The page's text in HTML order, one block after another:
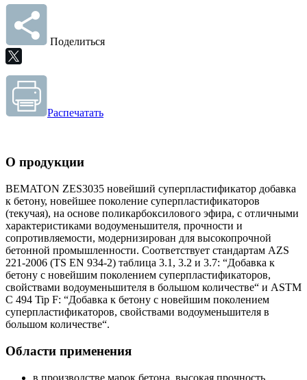
Поделиться
Распечатать
О продукции
BEMATON ZES3035 новейший суперпластификатор добавка
к бетону, новейшее поколение суперпластификаторов
(текучая), на основе поликарбоксилового эфира, с отличными
характеристиками водоуменьшителя, прочности и
сопротивляемости, модернизирован для высокопрочной
бетонной промышленности. Соответствует стандартам AZS
221-2006 (TS EN 934-2) таблица 3.1, 3.2 и 3.7: “Добавка к
бетону с новейшим поколением суперпластификаторов,
свойствами водоуменьшителя в большом количестве“ и ASTM
C 494 Tip F: “Добавка к бетону с новейшим поколением
суперпластификаторов, свойствами водоуменьшителя в
большом количестве“.
Области применения
в производстве марок бетона, высокая прочность